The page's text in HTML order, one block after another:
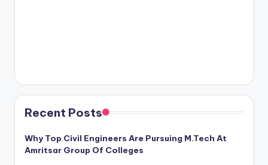
Recent Posts
Why Top Civil Engineers Are Pursuing M.Tech At
Amritsar Group Of Colleges